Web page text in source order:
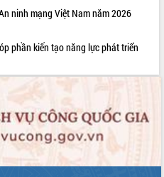
ninh mạng Việt Nam năm 2026
phần kiến tạo năng lực phát triển